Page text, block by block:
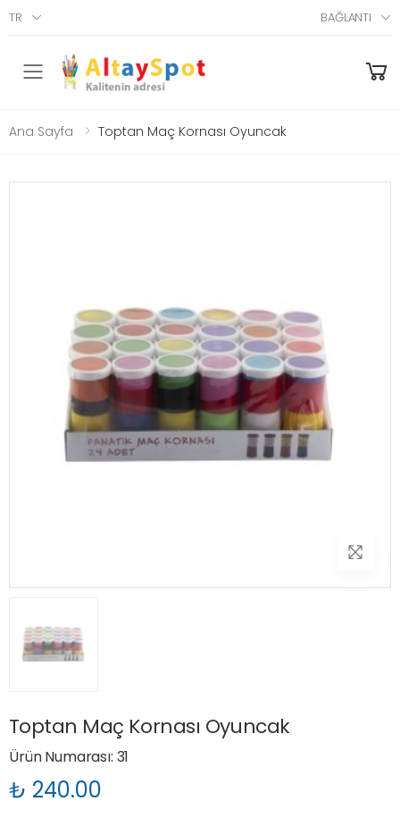
TR BAĞLANTI
Menü
Ana Sayfa Toptan Maç Kornası Oyuncak
Toptan Maç Kornası Oyuncak
Ürün Numarası: 31
₺ 240.00